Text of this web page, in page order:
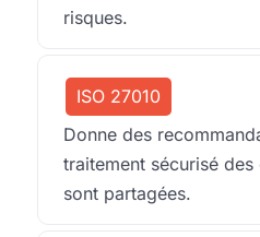
risques.
ISO 27010
Donne des
traitement sécurisé des
sont partagées.